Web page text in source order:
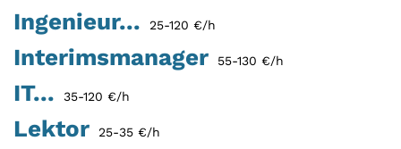
Ingenieur... 25-120 €/h
Interimsmanager 55-130 €/h
IT... 35-120 €/h
Lektor 25-35 €/h